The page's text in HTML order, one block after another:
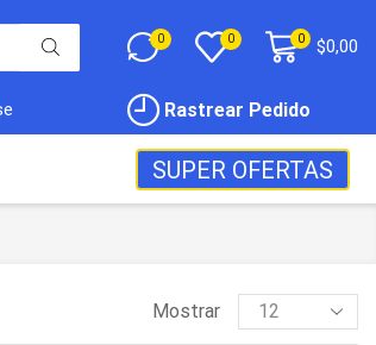
0 0 0 $0,00
Rastrear Pedido
SUPER OFERTAS
Mostrar